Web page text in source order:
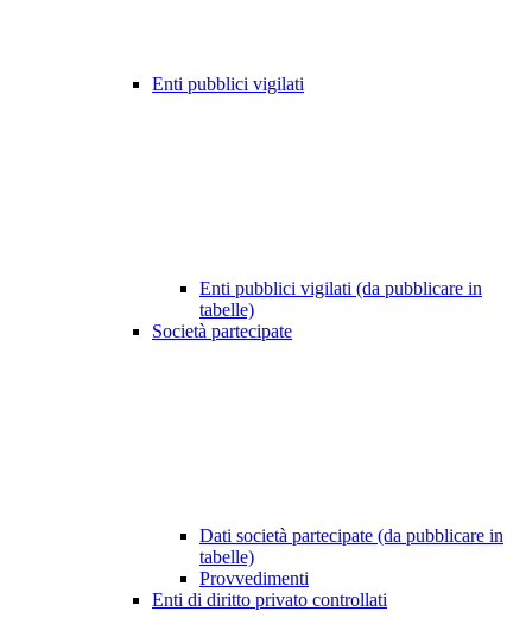
Enti pubblici vigilati
Enti pubblici vigilati (da pubblicare in
tabelle)
Società partecipate
Dati società partecipate (da pubblicare in
tabelle)
Provvedimenti
Enti di diritto privato controllati